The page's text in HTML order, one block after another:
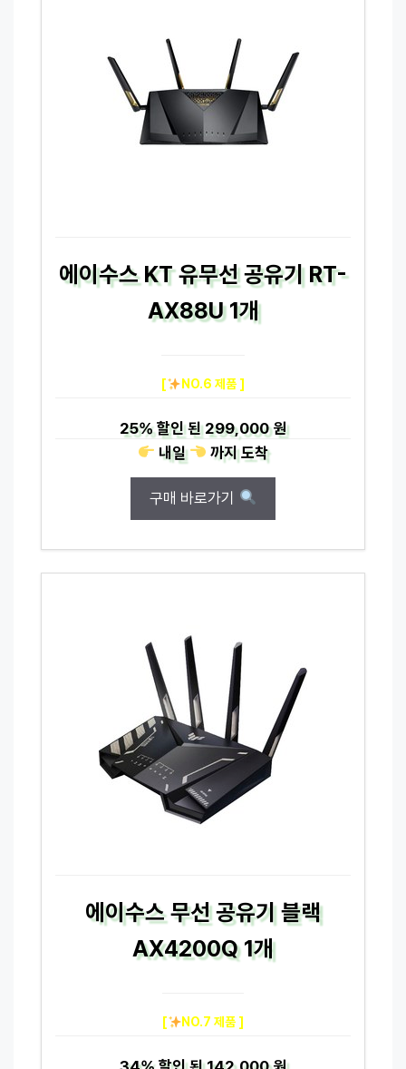
에이수스 KT 유무선 공유기 RT-
AX88U 1개
[ NO.6 제품 ]
25%할인 된299,000 원
내일
까지도착
구매 바로가기
에이수스 무선 공유기 블랙
AX4200Q 1개
[ NO.7 제품 ]